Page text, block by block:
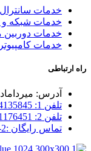
خدمات سانترال
خدمات شبکه و
خدمات دوربین
خدمات
راه ارتباطی
آدرس:
تلفن 1: 09124135845
تلفن 2: 09121176451
تماس رایگان :2-02192004661